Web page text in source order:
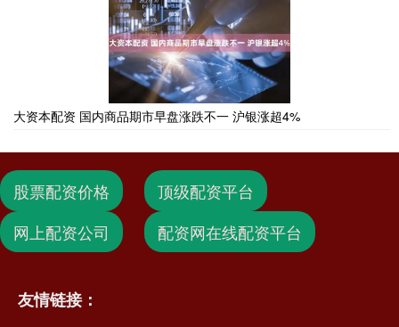
大资本配资 国内商品期市早盘涨跌不一 沪银涨超4%
股票配资价格
顶级配资平台
网上配资公司
配资网在线配资平台
友情链接：